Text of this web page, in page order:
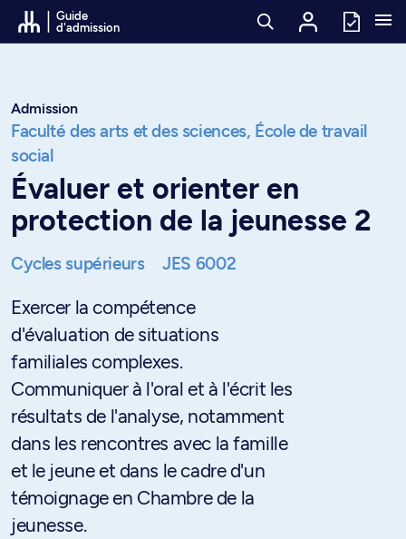
Passer au contenu
Guide
d'admission
Admission
Faculté des arts et des sciences, École de travail
social
Évaluer et orienter en
protection de la jeunesse 2
Cycles supérieurs JES 6002
Exercer la compétence
d'évaluation de situations
familiales complexes.
Communiquer à l'oral et à l'écrit les
résultats de l'analyse, notamment
dans les rencontres avec la famille
et le jeune et dans le cadre d'un
témoignage en Chambre de la
jeunesse.